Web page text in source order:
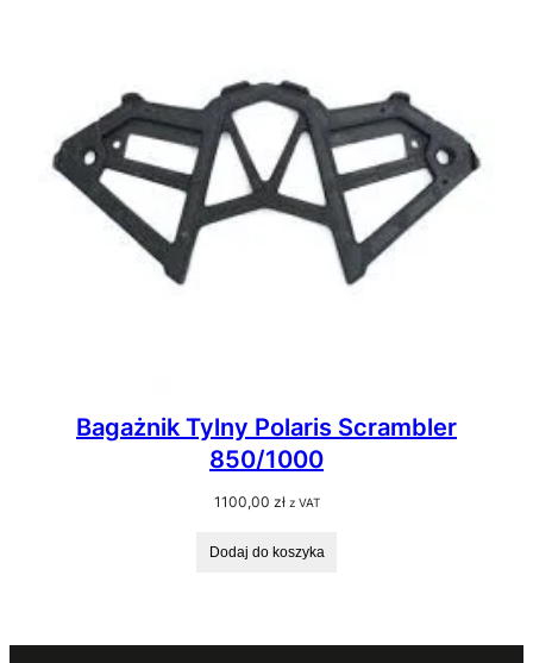
Bagażnik Tylny Polaris Scrambler
850/1000
1100,00 zł z VAT
Dodaj do koszyka